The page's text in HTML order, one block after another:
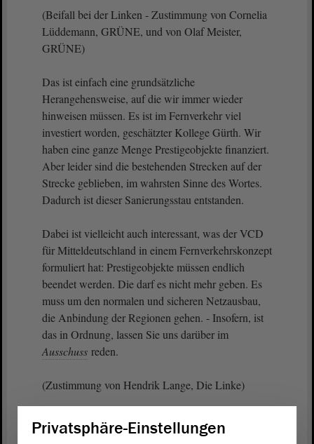
(Beifall bei der Linken - Zustimmung von Cornelia
Lüddemann, GRÜNE, und von Olaf Meister,
GRÜNE)
Das ist einfach eine grundsätzliche
Herangehensweise, auf die wir immer wieder
hinweisen müssen. Es ist im Fernverkehr viel
investiert worden, geschätzter Kollege Gürth. Wir
haben eine ganze Menge Prestigeobjekte finanziert.
Aber leider sind die bestehenden Strecken auf der
Strecke geblieben, im wahrsten Sinne des Wortes.
Dadurch ist dieser Sanierungsstau entstanden.
Dabei ist vielleicht auch interessant, was der VCD
für Mitteldeutschland in einem Fernverkehrskonzept
formuliert hat: Prestigeobjekte müssen endlich
beendet werden. Die darf es nicht mehr geben. Es
muss um den normalen und sicheren Netzausbau,
die Anbindung der Regionen gehen. - Insofern, ist
das in Ordnung, lassen Sie uns darüber im
Ausschuss reden.
(Zustimmung von Hendrik Lange, Die Linke)
Wolfsburg, weil es so schön ist. Ja, da ist eine
Privatsphäre-Einstellungen